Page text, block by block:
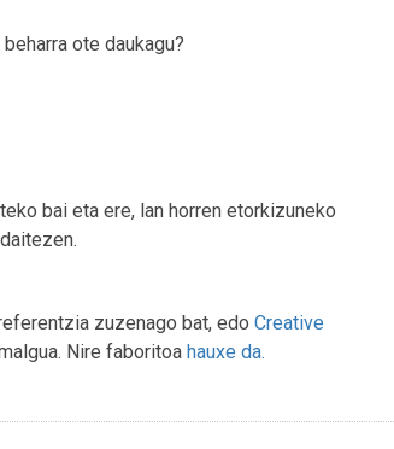
ote daukagu?
bai eta ere, lan horren etorkizuneko
zuzenago bat, edo Creative
Nire faboritoa hauxe da.